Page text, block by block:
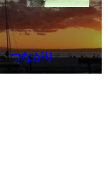
つながり